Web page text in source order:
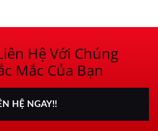
Hệ Với Chúng
Mắc Của Bạn
HỆ NGAY!!